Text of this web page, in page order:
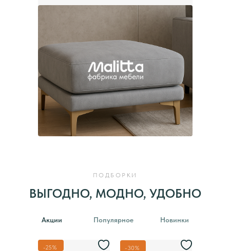
ПОДБОРКИ
ВЫГОДНО, МОДНО, УДОБНО
-25% -30%
Акции Популярное Новинки